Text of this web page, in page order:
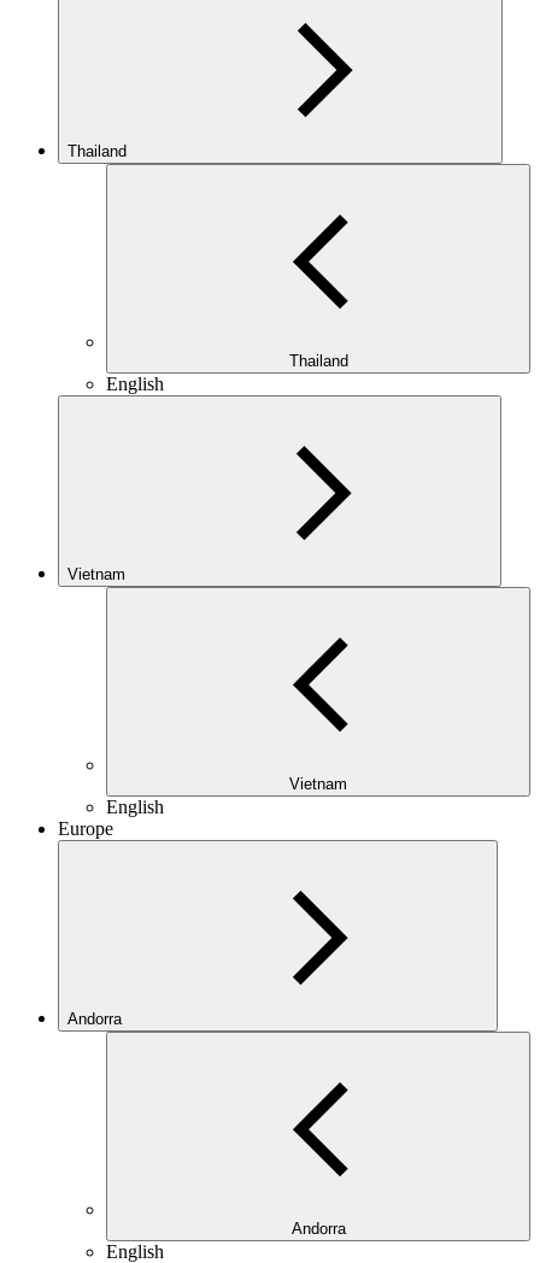
Thailand
Thailand
English
Vietnam
Vietnam
English
Europe
Andorra
Andorra
English